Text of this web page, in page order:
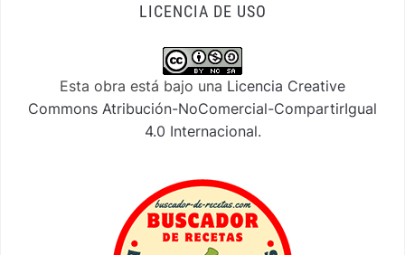
LICENCIA DE USO
Esta obra está bajo una Licencia Creative
Commons Atribución-NoComercial-CompartirIgual
4.0 Internacional.